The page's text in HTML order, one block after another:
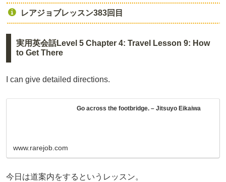
レアジョブレッスン383回目
実用英会話Level 5 Chapter 4: Travel Lesson 9: How
to Get There
I can give detailed directions.
Go across the footbridge. – Jitsuyo Eikaiwa
www.rarejob.com
今日は道案内をするというレッスン。